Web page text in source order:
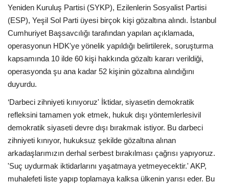
Yeniden Kuruluş Partisi (SYKP), Ezilenlerin Sosyalist Partisi
(ESP), Yeşil Sol Parti üyesi birçok kişi gözaltına alındı. İstanbul
Cumhuriyet Başsavcılığı tarafından yapılan açıklamada,
operasyonun HDK'ye yönelik yapıldığı belirtilerek, soruşturma
kapsamında 10 ilde 60 kişi hakkında gözaltı kararı verildiği,
operasyonda şu ana kadar 52 kişinin gözaltına alındığını
duyurdu.
‘Darbeci zihniyeti kınıyoruz' İktidar, siyasetin demokratik
refleksini tamamen yok etmek, hukuk dışı yöntemlerlesivil
demokratik siyaseti devre dışı bırakmak istiyor. Bu darbeci
zihniyeti kınıyor, hukuksuz şekilde gözaltına alınan
arkadaşlarımızın derhal serbest bırakılması çağrısı yapıyoruz.
'Suç uydurmak iktidarlarını yaşatmaya yetmeyecektir.' AKP,
muhalefeti liste yapıp toplamaya kalksa ülkenin yarısı eder. Bu